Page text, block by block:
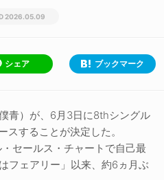
2026.05.09
シェア ブックマーク
青）が、6月3日に8thシングル
スすることが決定した。
セールス・チャートで自己最
フェアリー」以来、約6ヵ月ぶ